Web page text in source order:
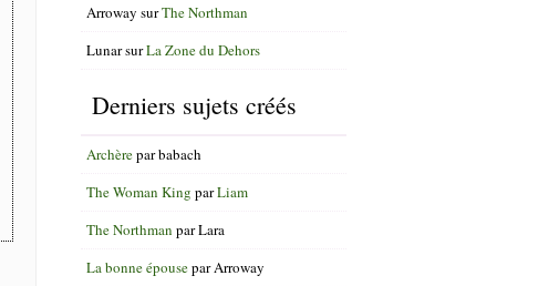
Arroway surThe Northman
LunarsurLa Zone du Dehors
Derniers sujets créés
Archèreparbabach
The Woman King parLiam
The Northman parLara
La bonne épouseparArroway